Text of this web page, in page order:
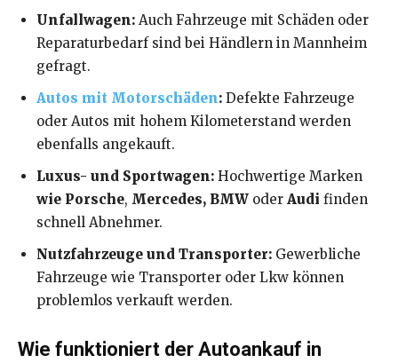
Unfallwagen: Auch Fahrzeuge mit Schäden oder
Reparaturbedarf sind bei Händlern in Mannheim
gefragt.
Autos mit Motorschäden: Defekte Fahrzeuge
oder Autos mit hohem Kilometerstand werden
ebenfalls angekauft.
Luxus- und Sportwagen: Hochwertige Marken
wie Porsche, Mercedes, BMW oder Audi finden
schnell Abnehmer.
Nutzfahrzeuge und Transporter: Gewerbliche
Fahrzeuge wie Transporter oder Lkw können
problemlos verkauft werden.
Wie funktioniert der Autoankauf in